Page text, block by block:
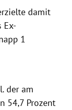
damit
Ex-
1
der am
54,7 Prozent